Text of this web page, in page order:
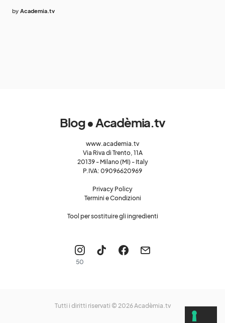
by Academia.tv
Blog • Acadèmia.tv
www.academia.tv
Via Riva di Trento, 11A
20139 - Milano (MI) - Italy
P.IVA: 09096620969
Privacy Policy
Termini e Condizioni
Tool per sostituire gli ingredienti
50
Tutti i diritti riservati © 2026Acadèmia.tv